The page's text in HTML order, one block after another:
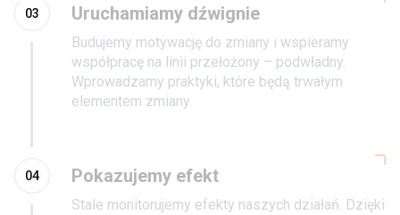
03 Uruchamiamy dźwignie
Budujemy motywację do zmiany i wspieramy
współpracę na linii przełożony – podwładny.
Wprowadzamy praktyki, które będą trwałym
elementem zmiany.
04 Pokazujemy efekt
Stale monitorujemy efekty naszych działań. Dzięki